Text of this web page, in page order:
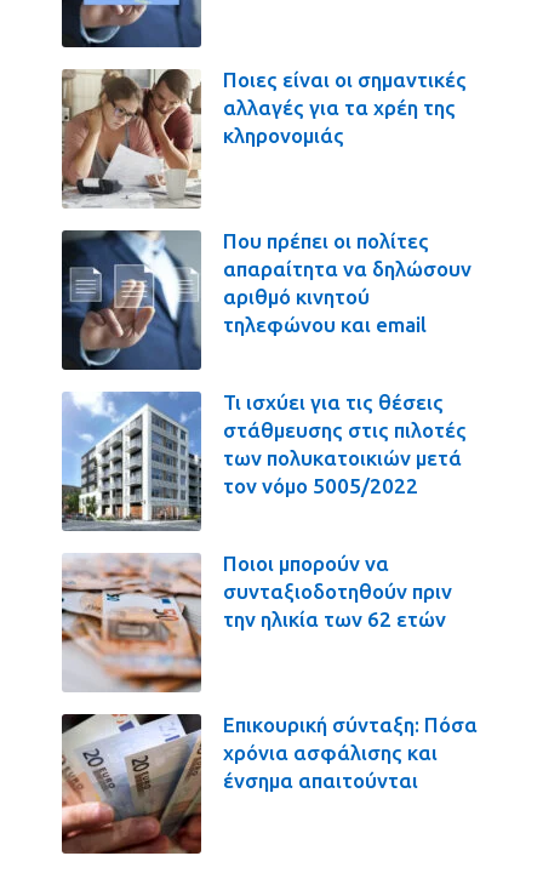
Ποιες είναι οι σημαντικές
αλλαγές για τα χρέη της
κληρονομιάς
Που πρέπει οι πολίτες
απαραίτητα να δηλώσουν
αριθμό κινητού
τηλεφώνου και email
Τι ισχύει για τις θέσεις
στάθμευσης στις πιλοτές
των πολυκατοικιών μετά
τον νόμο 5005/2022
Ποιοι μπορούν να
συνταξιοδοτηθούν πριν
την ηλικία των 62 ετών
Επικουρική σύνταξη: Πόσα
χρόνια ασφάλισης και
ένσημα απαιτούνται